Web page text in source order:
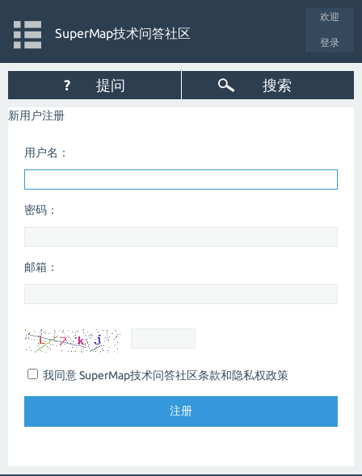
欢迎
登录
SuperMap技术问答社区
? 提问 搜索
新用户注册
用户名：
密码：
邮箱：
我同意 SuperMap技术问答社区条款和隐私权政策